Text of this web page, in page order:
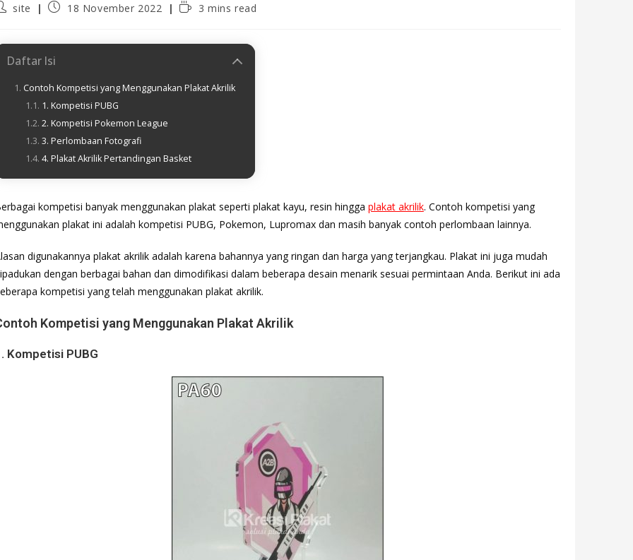
site 18 November 2022 3 mins read
Daftar Isi
Contoh Kompetisi yang Menggunakan Plakat Akrilik
1. Kompetisi PUBG
2. Kompetisi Pokemon League
3. Perlombaan Fotografi
4. Plakat Akrilik Pertandingan Basket
kompetisi banyak menggunakan plakat seperti plakat kayu, resin hingga plakat akrilik. Contoh kompetisi yang
plakat ini adalah kompetisi PUBG, Pokemon, Lupromax dan masih banyak contoh perlombaan lainnya.
digunakannya plakat akrilik adalah karena bahannya yang ringan dan harga yang terjangkau. Plakat ini juga mudah
dengan berbagai bahan dan dimodifikasi dalam beberapa desain menarik sesuai permintaan Anda. Berikut ini ada
kompetisi yang telah menggunakan plakat akrilik.
Kompetisi yang Menggunakan Plakat Akrilik
Kompetisi PUBG